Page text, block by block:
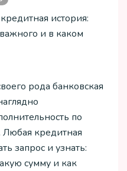
рода банковская
по
Любая кредитная
запрос и узнать:
сумму и как